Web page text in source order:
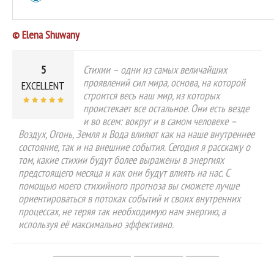
© Elena Shuwany
5
EXCELLENT
Стихии – одни из самых величайших
проявлений сил мира, основа, на которой
строится весь наш мир, из которых
проистекает все остальное. Они есть везде
и во всем: вокруг и в самом человеке –
Воздух, Огонь, Земля и Вода влияют как на наше внутреннее
состояние, так и на внешние события. Сегодня я расскажу о
том, какие стихии будут более выражены в энергиях
предстоящего месяца и как они будут влиять на нас. С
помощью моего стихийного прогноза вы сможете лучше
ориентироваться в потоках событий и своих внутренних
процессах, не теряя так необходимую нам энергию, а
используя её максимально эффективно.